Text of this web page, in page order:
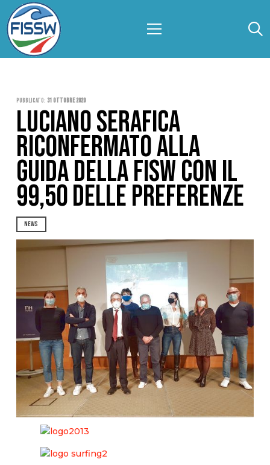
Pubblicato: 31 Ottobre 2020
LUCIANO SERAFICA
RICONFERMATO ALLA
GUIDA DELLA FISW CON IL
99,50 DELLE PREFERENZE
NEWS